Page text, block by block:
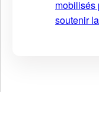
mobilisés
soutenir